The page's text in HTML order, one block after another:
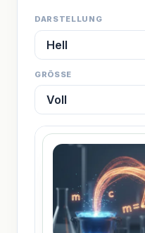
DARSTELLUNG
GRÖSSE